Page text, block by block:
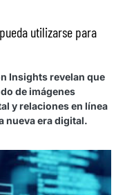
utilizarse para
Insights revelan que
de imágenes
y relaciones en línea
nueva era digital.